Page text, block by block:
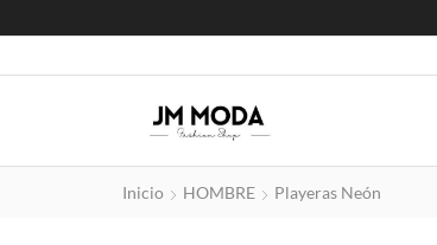
Inicio HOMBRE Playeras Neón